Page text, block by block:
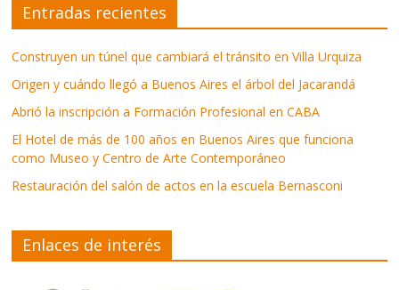
Entradas recientes
Construyen un túnel que cambiará el tránsito en Villa Urquiza
Origen y cuándo llegó a Buenos Aires el árbol del Jacarandá
Abrió la inscripción a Formación Profesional en CABA
El Hotel de más de 100 años en Buenos Aires que funciona
como Museo y Centro de Arte Contemporáneo
Restauración del salón de actos en la escuela Bernasconi
Enlaces de interés